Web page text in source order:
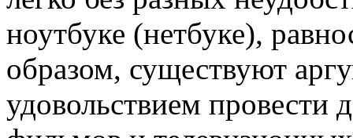
ноутбуке (нетбуке),
образом, существуют
удовольствием провести